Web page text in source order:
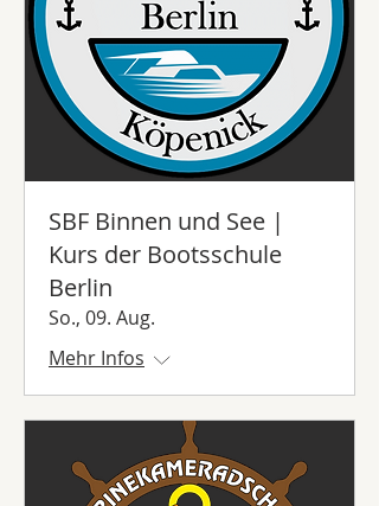
SBF Binnen und See |
Kurs der Bootsschule
Berlin
So., 09. Aug.
Mehr Infos